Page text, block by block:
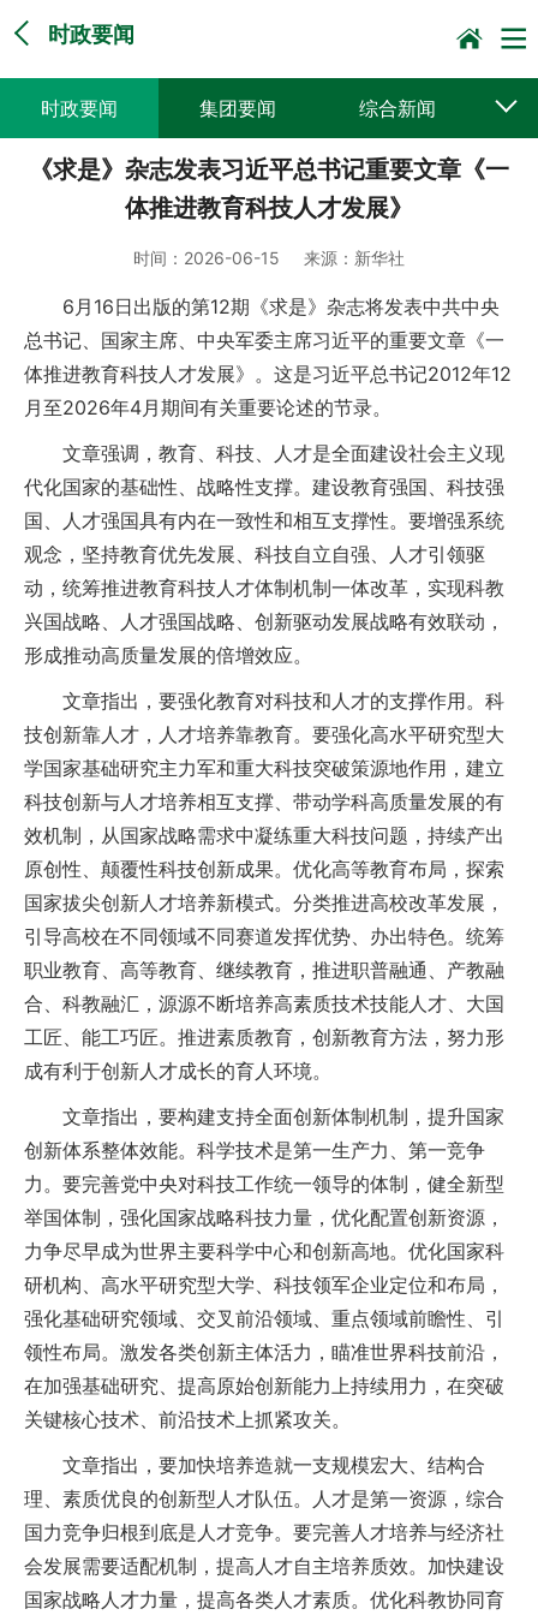
时政要闻
时政要闻 集团要闻 综合新闻
媒体聚焦 党建动态 普遍服务
《求是》杂志发表习近平总书记重要文章《一
体推进教育科技人才发展》
时间： 2026-06-15 来源： 新华社
6月16日出版的第12期《求是》杂志将发表中共中央
总书记、国家主席、中央军委主席习近平的重要文章《一
体推进教育科技人才发展》。这是习近平总书记2012年12
月至2026年4月期间有关重要论述的节录。
文章强调，教育、科技、人才是全面建设社会主义现
代化国家的基础性、战略性支撑。建设教育强国、科技强
国、人才强国具有内在一致性和相互支撑性。要增强系统
观念，坚持教育优先发展、科技自立自强、人才引领驱
动，统筹推进教育科技人才体制机制一体改革，实现科教
兴国战略、人才强国战略、创新驱动发展战略有效联动，
形成推动高质量发展的倍增效应。
文章指出，要强化教育对科技和人才的支撑作用。科
技创新靠人才，人才培养靠教育。要强化高水平研究型大
学国家基础研究主力军和重大科技突破策源地作用，建立
科技创新与人才培养相互支撑、带动学科高质量发展的有
效机制，从国家战略需求中凝练重大科技问题，持续产出
原创性、颠覆性科技创新成果。优化高等教育布局，探索
国家拔尖创新人才培养新模式。分类推进高校改革发展，
引导高校在不同领域不同赛道发挥优势、办出特色。统筹
职业教育、高等教育、继续教育，推进职普融通、产教融
合、科教融汇，源源不断培养高素质技术技能人才、大国
工匠、能工巧匠。推进素质教育，创新教育方法，努力形
成有利于创新人才成长的育人环境。
文章指出，要构建支持全面创新体制机制，提升国家
创新体系整体效能。科学技术是第一生产力、第一竞争
力。要完善党中央对科技工作统一领导的体制，健全新型
举国体制，强化国家战略科技力量，优化配置创新资源，
力争尽早成为世界主要科学中心和创新高地。优化国家科
研机构、高水平研究型大学、科技领军企业定位和布局，
强化基础研究领域、交叉前沿领域、重点领域前瞻性、引
领性布局。激发各类创新主体活力，瞄准世界科技前沿，
在加强基础研究、提高原始创新能力上持续用力，在突破
关键核心技术、前沿技术上抓紧攻关。
文章指出，要加快培养造就一支规模宏大、结构合
理、素质优良的创新型人才队伍。人才是第一资源，综合
国力竞争归根到底是人才竞争。要完善人才培养与经济社
会发展需要适配机制，提高人才自主培养质效。加快建设
国家战略人才力量，提高各类人才素质。优化科教协同育